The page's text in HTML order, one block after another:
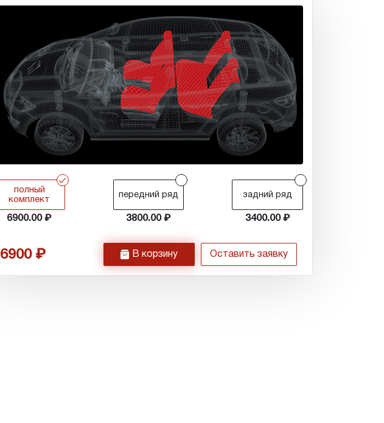
r
полный
комплект
6900.00
передний ряд
3800.00
задний ряд
3400.00
6900 h В корзину Оставить заявку